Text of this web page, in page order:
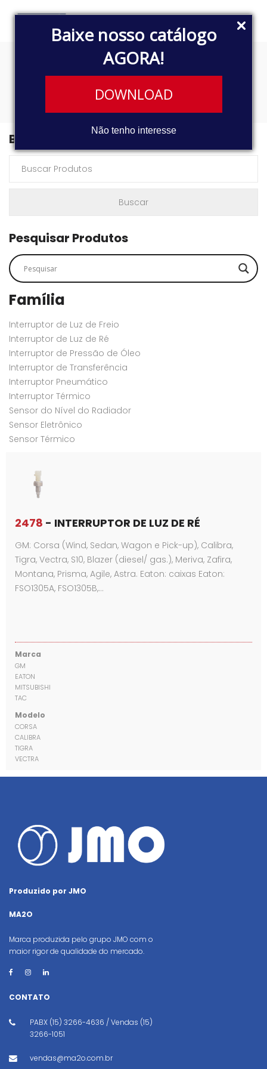
Baixe nosso catálogo
AGORA!
DOWNLOAD
Não tenho interesse
93329852
Buscar Produtos
Pesquisar Produtos
Família
Interruptor de Luz de Freio
Interruptor de Luz de Ré
Interruptor de Pressão de Óleo
Interruptor de Transferência
Interruptor Pneumático
Interruptor Térmico
Sensor do Nível do Radiador
Sensor Eletrônico
Sensor Térmico
2478 - INTERRUPTOR DE LUZ DE RÉ
GM: Corsa (Wind, Sedan, Wagon e Pick-up), Calibra,
Tigra, Vectra, S10, Blazer (diesel/ gas.), Meriva, Zafira,
Montana, Prisma, Agile, Astra. Eaton: caixas Eaton:
FSO1305A, FSO1305B,…
Marca
GM
EATON
MITSUBISHI
TAC
Modelo
CORSA
CALIBRA
TIGRA
VECTRA
Produzido por JMO
MA2O
Marca produzida pelo grupo JMO com o
maior rigor de qualidade do mercado.
CONTATO
PABX (15) 3266-4636 / Vendas (15)
3266-1051
vendas@ma2o.com.br